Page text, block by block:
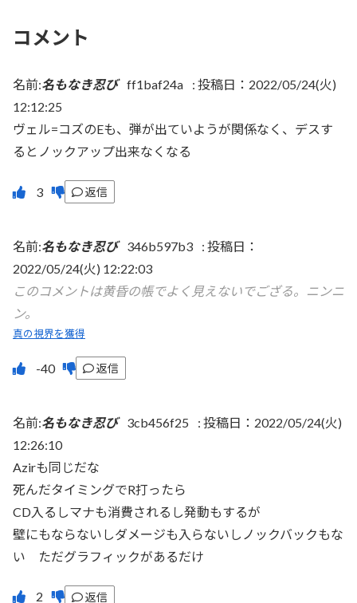
コメント
名前:名もなき忍び ff1baf24a : 投稿日：2022/05/24(火)
12:12:25
ヴェル=コズのEも、弾が出ていようが関係なく、デスす
るとノックアップ出来なくなる
返信
名前:名もなき忍び 346b597b3 : 投稿日：
2022/05/24(火) 12:22:03
このコメントは黄昏の帳でよく見えないでござる。ニンニ
ン。
真の視界を獲得
返信
名前:名もなき忍び 3cb456f25 : 投稿日：2022/05/24(火)
12:26:10
Azirも同じだな
死んだタイミングでR打ったら
CD入るしマナも消費されるし発動もするが
壁にもならないしダメージも入らないしノックバックもな
い ただグラフィックがあるだけ
返信